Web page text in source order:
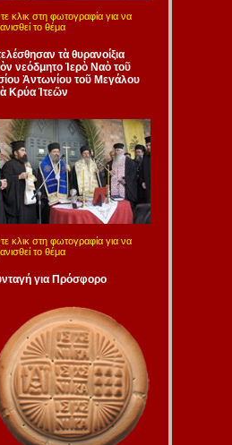
κλικ στη φωτογραφία για να
το θέμα
τὰ θυρανοίξια
νεόδμητο Ἱερὸ Ναὸ τοῦ
Ἀντωνίου τοῦ Μεγάλου
Κρύα Ἰτεῶν
κλικ στη φωτογραφία για να
το θέμα
για Πρόσφορο